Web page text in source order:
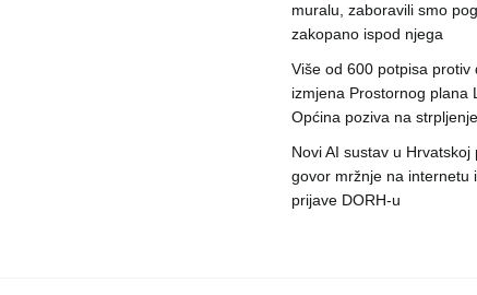
muralu, zaboravili smo
zakopano ispod njega
Više od 600 potpisa protiv
izmjena Prostornog plana
Općina poziva na strpljenje
Novi AI sustav u Hrvatskoj
govor mržnje na internetu
prijave DORH-u